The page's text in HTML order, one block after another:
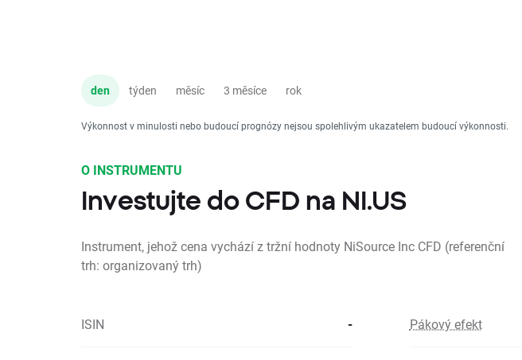
den týden měsíc 3 měsíce rok
Výkonnost v minulosti nebo budoucí prognózy nejsou spolehlivým ukazatelem budoucí výkonnosti.
O INSTRUMENTU
Investujte do CFD na NI.US
Instrument, jehož cena vychází z tržní hodnoty NiSource Inc CFD (referenční
trh: organizovaný trh)
ISIN - Pákový efekt